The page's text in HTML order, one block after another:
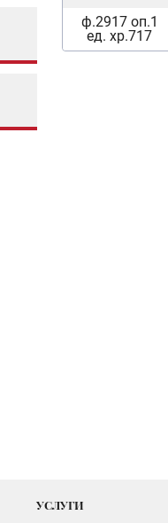
ф.2917 оп.1
ед. хр.717
УСЛУГИ